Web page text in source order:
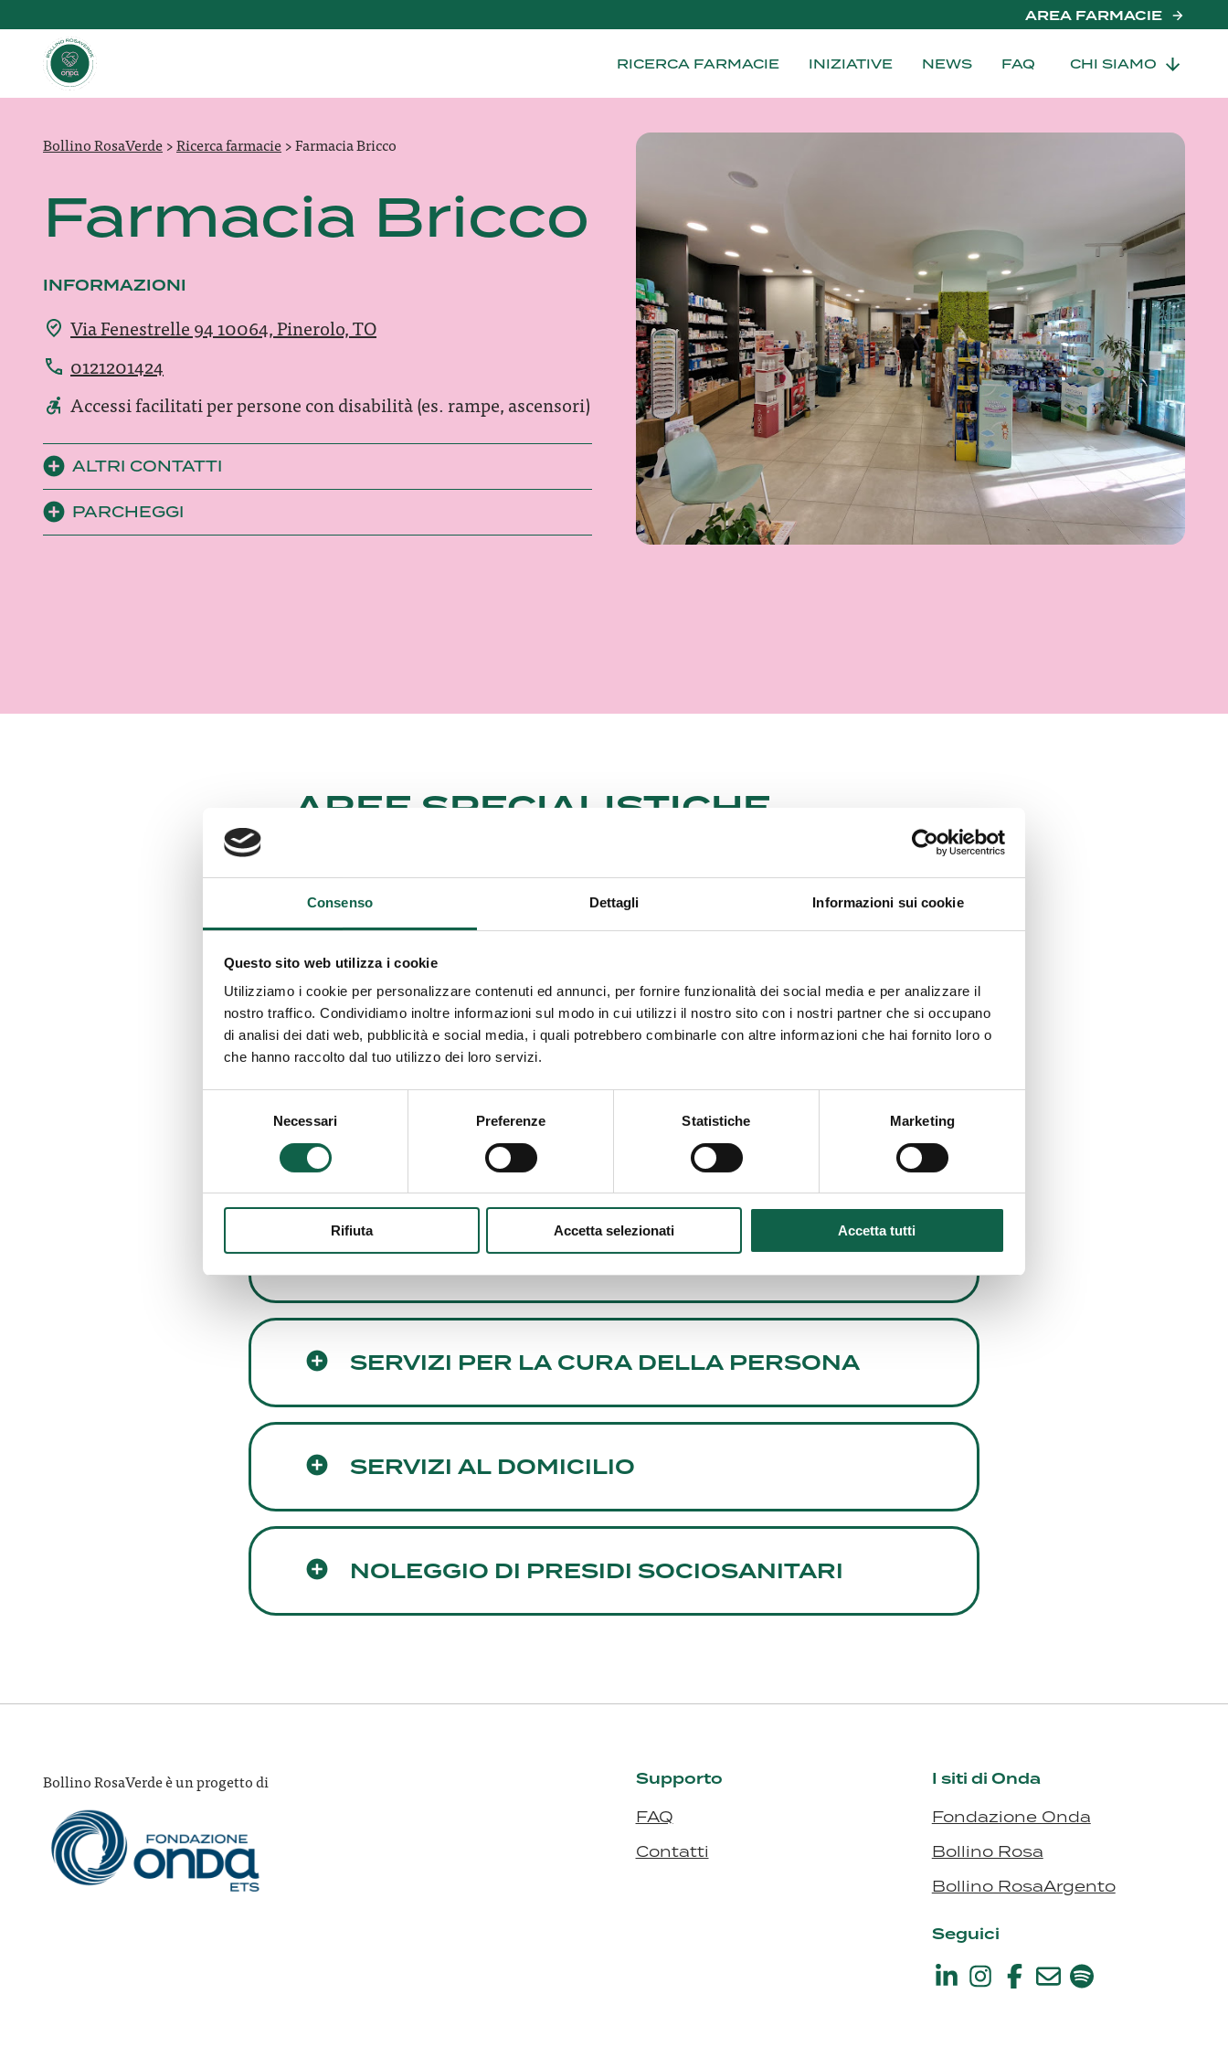
Consenso Dettagli Informazioni sui cookie
Questo sito web utilizza i cookie
Utilizziamo i cookie per personalizzare contenuti ed annunci, per fornire funzionalità dei social media e per analizzare il
nostro traffico. Condividiamo inoltre informazioni sul modo in cui utilizzi il nostro sito con i nostri partner che si occupano
di analisi dei dati web, pubblicità e social media, i quali potrebbero combinarle con altre informazioni che hai fornito loro o
che hanno raccolto dal tuo utilizzo dei loro servizi.
Necessari Preferenze Statistiche Marketing
Rifiuta Accetta selezionati Accetta tutti
AREA FARMACIE
RICERCA FARMACIE INIZIATIVE NEWS FAQ CHI SIAMO
Bollino RosaVerde>Ricerca farmacie>Farmacia Bricco
Farmacia Bricco
INFORMAZIONI
Via Fenestrelle 94 10064, Pinerolo, TO
0121201424
Accessi facilitati per persone con disabilità (es. rampe, ascensori)
ALTRI CONTATTI
PARCHEGGI
AREE SPECIALISTICHE
SCREENING CARDIOVASCOLARE
CONSULENZE E SERVIZI MEDICI
ALTRI SERVIZI
SERVIZI PER LA CURA DELLA PERSONA
SERVIZI AL DOMICILIO
NOLEGGIO DI PRESIDI SOCIOSANITARI
Bollino RosaVerde è un progetto di Supporto
FAQ
Contatti
I siti di Onda
Fondazione Onda
Bollino Rosa
Bollino RosaArgento
Seguici